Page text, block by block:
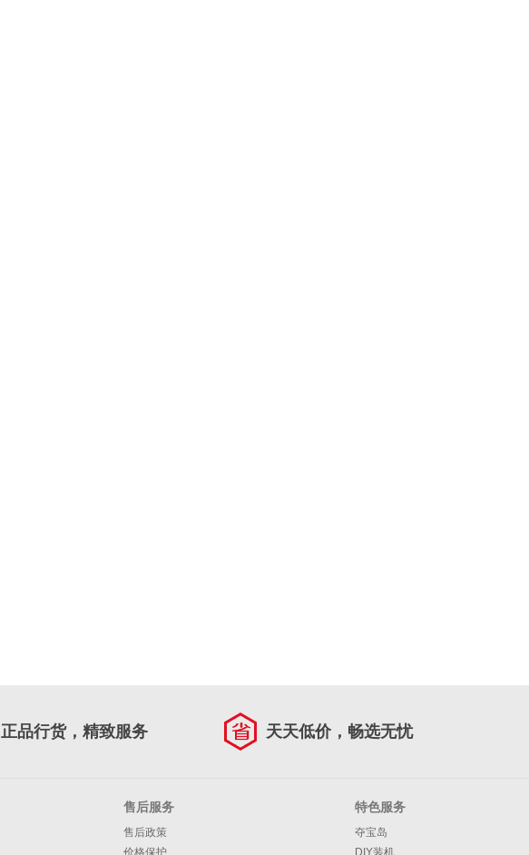
正品行货，精致服务 天天低价，畅选无忧
售后服务
售后政策
价格保护
特色服务
夺宝岛
DIY装机